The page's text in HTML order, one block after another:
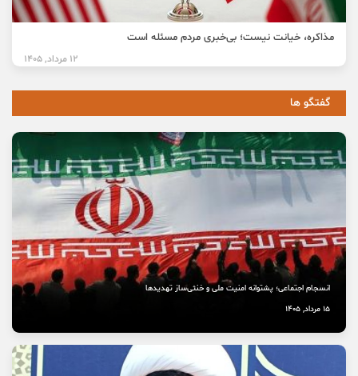
مذاکره، خیانت نیست؛ بی‌خبری مردم مسئله است
12 مرداد, 1405
گفتگو ها
انسجام اجتماعی؛ پشتوانه امنیت ملی و خنثی‌ساز تهدیدها
15 مرداد, 1405